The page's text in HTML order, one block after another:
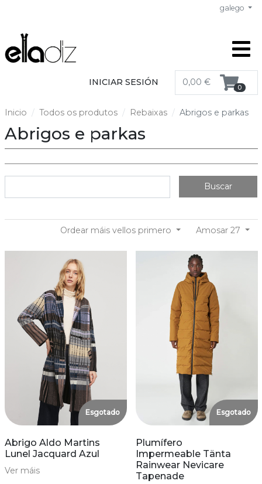
galego
INICIAR SESIÓN 0,00 € 0
Inicio Todos os produtos Rebaixas Abrigos e parkas
Abrigos e parkas
Buscar
Amosar 27
Ordear máis vellos primero
Esgotado
Abrigo Aldo Martins
Lunel Jacquard Azul
Ver máis
Esgotado
Plumífero
Impermeable Tänta
Rainwear Nevicare
Tapenade